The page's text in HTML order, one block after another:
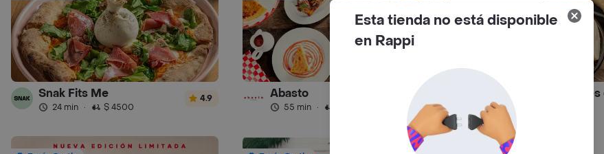
Snak Fits Me
24 min · $ 4500
4.9 Abasto
55 min · 12 min
Esta tienda no está disponible
en Rappi